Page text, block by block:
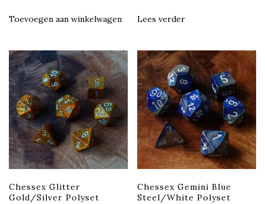
Toevoegen aan winkelwagen Lees verder
Chessex Glitter
Gold/Silver Polyset
Chessex Gemini Blue
Steel/White Polyset